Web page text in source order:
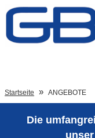
Zum Inhalt
Sprachumschaltung
Startseite ANGEBOTE
Die